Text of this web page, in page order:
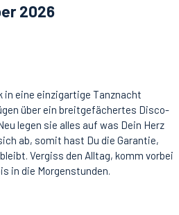
2026
in eine einzigartige Tanznacht
über ein breitgefächertes Disco-
legen sie alles auf was Dein Herz
ab, somit hast Du die Garantie,
Vergiss den Alltag, komm vorbei
in die Morgenstunden.